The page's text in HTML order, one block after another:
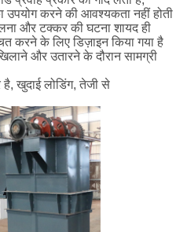
उपयोग करने की आवश्यकता नहीं होती
और टक्कर की घटना शायद ही
करने के लिए डिज़ाइन किया गया है
और उतारने के दौरान सामग्री
खुदाई लोडिंग, तेजी से